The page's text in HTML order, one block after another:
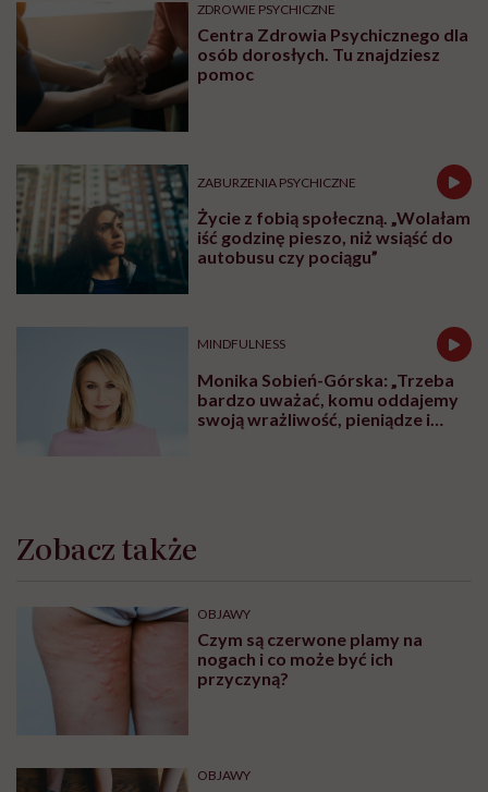
ZDROWIE PSYCHICZNE
Centra Zdrowia Psychicznego dla
osób dorosłych. Tu znajdziesz
pomoc
ZABURZENIA PSYCHICZNE
Życie z fobią społeczną. „Wolałam
iść godzinę pieszo, niż wsiąść do
autobusu czy pociągu”
MINDFULNESS
Monika Sobień-Górska: „Trzeba
bardzo uważać, komu oddajemy
swoją wrażliwość, pieniądze i
Zobacz także
OBJAWY
Czym są czerwone plamy na
nogach i co może być ich
przyczyną?
OBJAWY